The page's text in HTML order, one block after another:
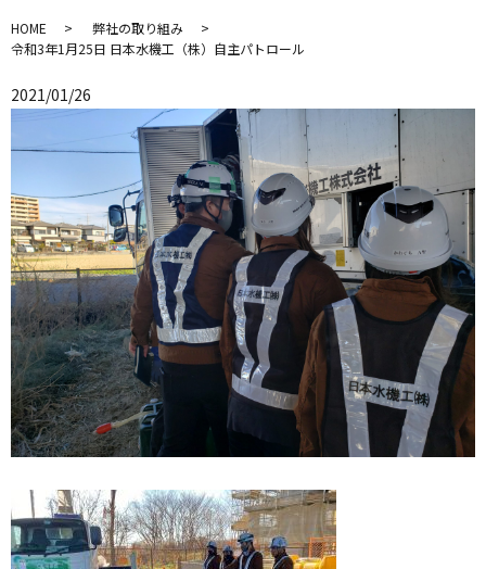
HOME
弊社の取り組み
令和3年1月25日 日本水機工（株）自主パトロール
2021/01/26